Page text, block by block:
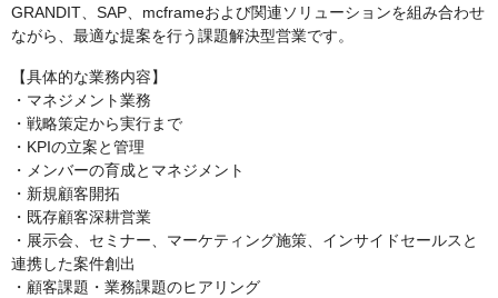
GRANDIT、SAP、mcframeおよび関連ソリューションを組み合わせ
ながら、最適な提案を行う課題解決型営業です。
【具体的な業務内容】
・マネジメント業務
・戦略策定から実行まで
・KPIの立案と管理
・メンバーの育成とマネジメント
・新規顧客開拓
・既存顧客深耕営業
・展示会、セミナー、マーケティング施策、インサイドセールスと
連携した案件創出
・顧客課題・業務課題のヒアリング